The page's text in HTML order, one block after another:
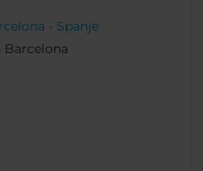
- Spanje
Barcelona